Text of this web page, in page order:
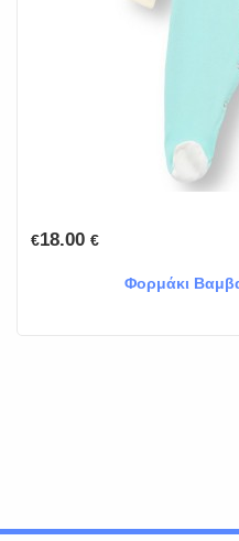
€18.00 €
Φορμάκι